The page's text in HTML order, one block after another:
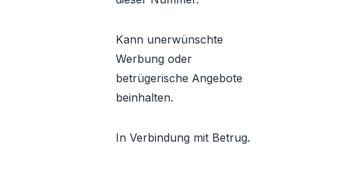
Kann unerwünschte
Werbung oder
betrügerische Angebote
beinhalten.
In Verbindung mit Betrug.